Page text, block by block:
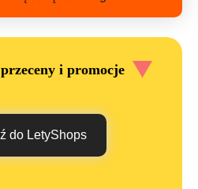
i promocje
do LetyShops